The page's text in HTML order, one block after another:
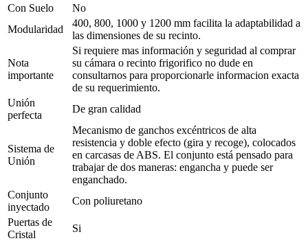
Con Suelo
No
Modularidad
400, 800, 1000 y 1200 mm facilita la adaptabilidad a
las dimensiones de su recinto.
Nota
importante
Si requiere mas información y seguridad al comprar
su cámara o recinto frigorifico no dude en
consultarnos para proporcionarle informacion exacta
de su requerimiento.
Unión
perfecta
De gran calidad
Sistema de
Unión
Mecanismo de ganchos excéntricos de alta
resistencia y doble efecto (gira y recoge), colocados
en carcasas de ABS. El conjunto está pensado para
trabajar de dos maneras: engancha y puede ser
enganchado.
Conjunto
inyectado
Con poliuretano
Puertas de
Cristal
Si